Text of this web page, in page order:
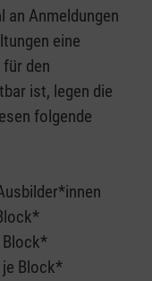
an Anmeldungen
eine
den
ist, legen die
folgende
Block*
je Block*